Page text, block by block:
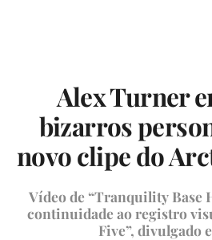
Alex Turner
bizarros
novo clipe do
Vídeo de “Tranquility Base
continuidade ao registro
Five”, divulgado